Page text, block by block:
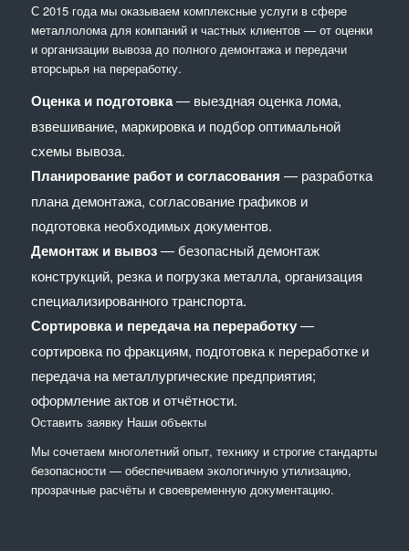
С 2015 года мы оказываем комплексные услуги в сфере
металлолома для компаний и частных клиентов — от оценки
и организации вывоза до полного демонтажа и передачи
вторсырья на переработку.
Оценка и подготовка— выездная оценка лома,
взвешивание, маркировка и подбор оптимальной
схемы вывоза.
Планирование работ и согласования — разработка
плана демонтажа, согласование графиков и
подготовка необходимых документов.
Демонтаж и вывоз— безопасный демонтаж
конструкций, резка и погрузка металла, организация
специализированного транспорта.
Сортировка и передача на переработку—
сортировка по фракциям, подготовка к переработке и
передача на металлургические предприятия;
оформление актов и отчётности.
Оставить заявку Наши объекты
Мы сочетaем многолетний опыт, технику и строгие стандарты
безопасности — обеспечиваем экологичную утилизацию,
прозрачные расчёты и своевременную документацию.